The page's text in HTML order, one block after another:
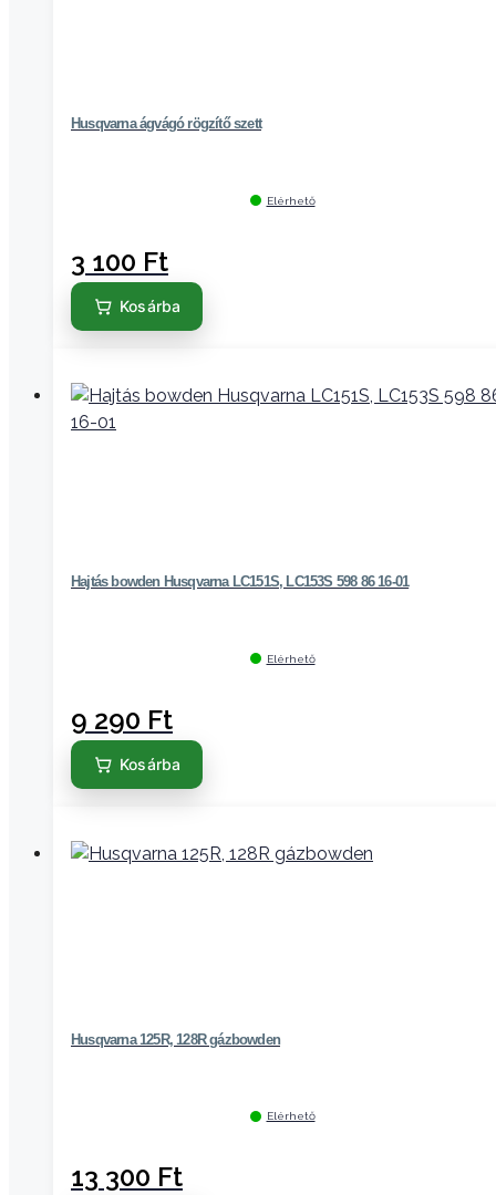
Husqvarna ágvágó rögzítő szett
Elérhető
3 100 Ft
Kosárba
Hajtás bowden Husqvarna LC151S, LC153S 598 86 16-01
Elérhető
9 290 Ft
Kosárba
Husqvarna 125R, 128R gázbowden
Elérhető
13 300 Ft